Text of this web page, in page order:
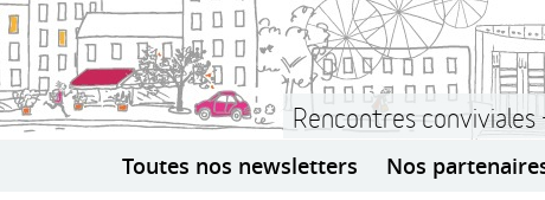
Rencontres
Toutes nos newsletters Nos